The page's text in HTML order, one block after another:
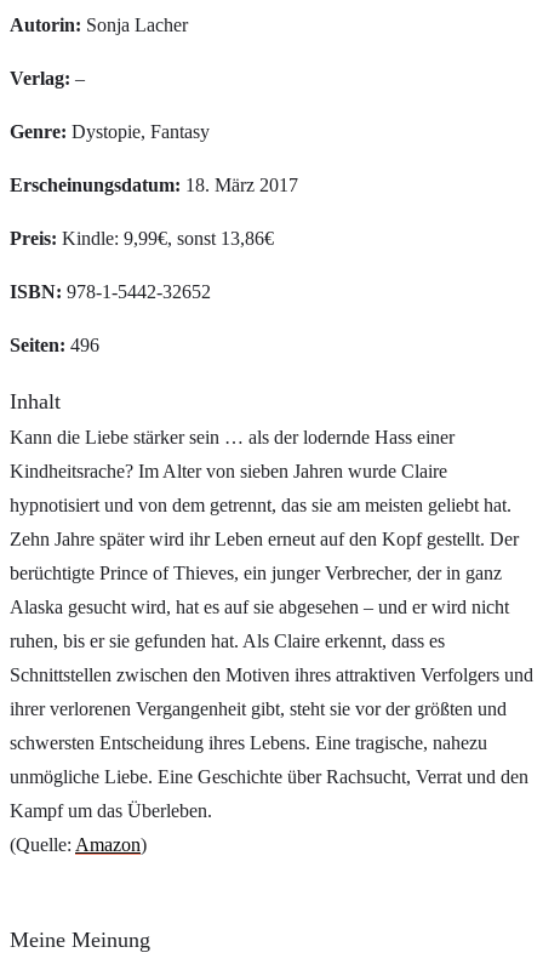
Autorin: Sonja Lacher
Verlag: –
Genre: Dystopie, Fantasy
Erscheinungsdatum: 18. März 2017
Preis: Kindle: 9,99€, sonst 13,86€
ISBN: 978-1-5442-32652
Seiten: 496
Inhalt
Kann die Liebe stärker sein … als der lodernde Hass einer
Kindheitsrache? Im Alter von sieben Jahren wurde Claire
hypnotisiert und von dem getrennt, das sie am meisten geliebt hat.
Zehn Jahre später wird ihr Leben erneut auf den Kopf gestellt. Der
berüchtigte Prince of Thieves, ein junger Verbrecher, der in ganz
Alaska gesucht wird, hat es auf sie abgesehen – und er wird nicht
ruhen, bis er sie gefunden hat. Als Claire erkennt, dass es
Schnittstellen zwischen den Motiven ihres attraktiven Verfolgers und
ihrer verlorenen Vergangenheit gibt, steht sie vor der größten und
schwersten Entscheidung ihres Lebens. Eine tragische, nahezu
unmögliche Liebe. Eine Geschichte über Rachsucht, Verrat und den
Kampf um das Überleben.
(Quelle: Amazon)
Meine Meinung